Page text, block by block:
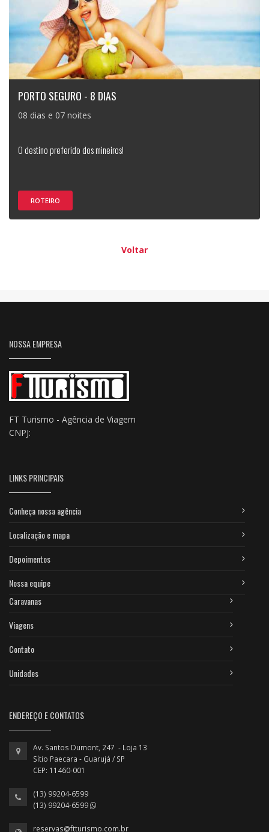
PORTO SEGURO - 8 DIAS
08 dias e 07 noites
O destino preferido dos mineiros!
ROTEIRO
Voltar
NOSSA EMPRESA
FT Turismo - Agência de Viagem
CNPJ:
LINKS PRINCIPAIS
Conheça nossa agência
Localização e mapa
Depoimentos
Nossa equipe
Caravanas
Viagens
Contato
Unidades
ENDEREÇO E CONTATOS
Av. Santos Dumont, 247 - Loja 13
Sítio Paecara - Guarujá / SP
CEP: 11460-001
(13) 99204-6599
(13) 99204-6599
reservas@ftturismo.com.br